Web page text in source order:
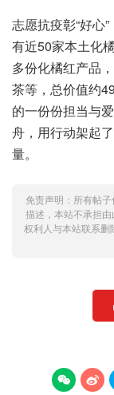
志愿抗疫彰“好心
有近50家本土化
多份化橘红产品
茶等，总价值约
的一份份担当与
舟，用行动架起
量。
免责声明：所有帖
描述，本站不承担
权利人与本站联系删
 